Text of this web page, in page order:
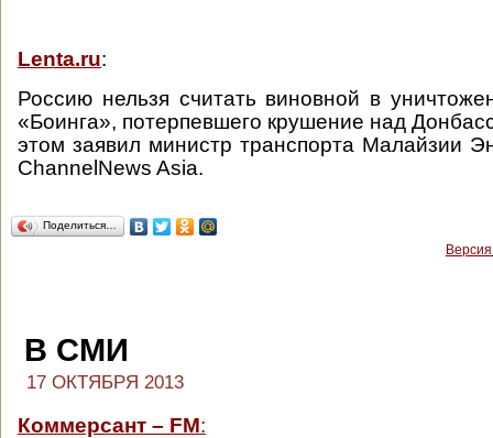
Lenta.ru:
Россию нельзя считать виновной в
«Боинга», потерпевшего крушение над
этом заявил министр транспорта Малайзии
ChannelNews Asia.
Поделиться…
В СМИ
17 ОКТЯБРЯ 2013
Коммерсант – FM: